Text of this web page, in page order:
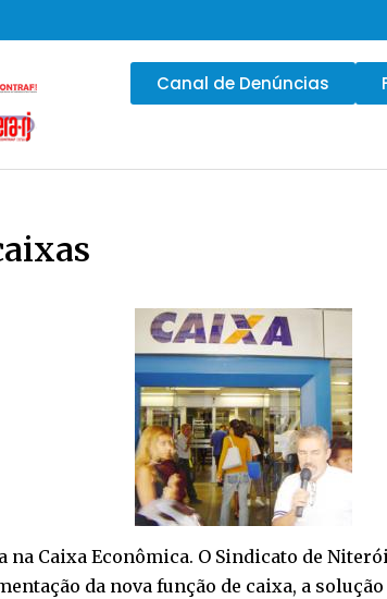
Canal de Denúncias
Caixa Econômica. O Sindicato de
da nova função de caixa, a